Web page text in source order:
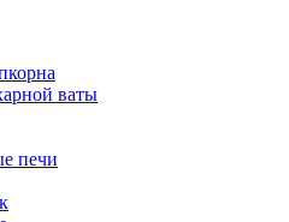
ваты
печи